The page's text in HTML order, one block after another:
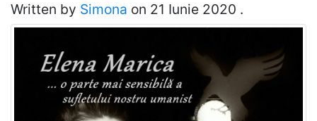
Written by Simona on 21 Iunie 2020 .